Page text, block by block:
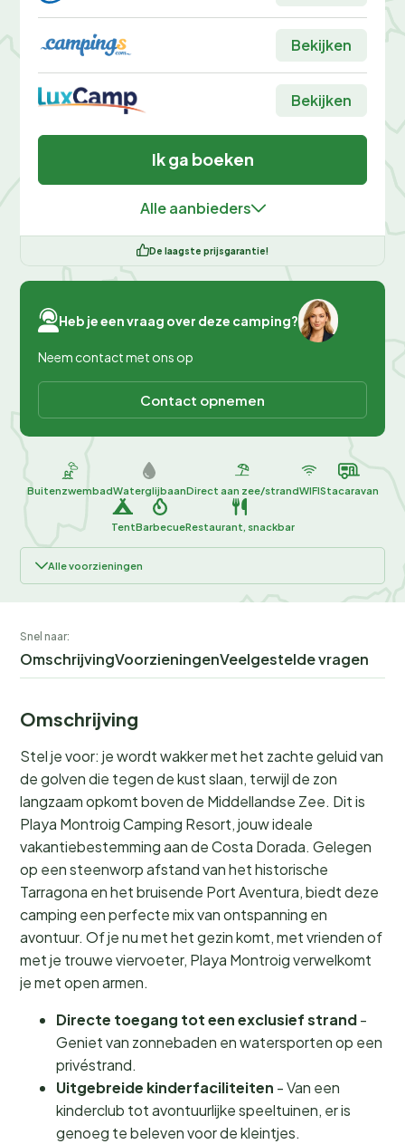
Bekijken
Bekijken
Ik ga boeken
Alle aanbieders
De laagste prijsgarantie!
Heb je een vraag over deze camping?
Neem contact met ons op
Contact opnemen
BuitenzwembadWaterglijbaanDirect aan zee/strandWIFIStacaravan
TentBarbecueRestaurant, snackbar
Alle voorzieningen
Snel naar:
OmschrijvingVoorzieningenVeelgestelde vragen
Omschrijving
Stel je voor: je wordt wakker met het zachte geluid van
de golven die tegen de kust slaan, terwijl de zon
langzaam opkomt boven de Middellandse Zee. Dit is
Playa Montroig Camping Resort, jouw ideale
vakantiebestemming aan de Costa Dorada. Gelegen
op een steenworp afstand van het historische
Tarragona en het bruisende Port Aventura, biedt deze
camping een perfecte mix van ontspanning en
avontuur. Of je nu met het gezin komt, met vrienden of
met je trouwe viervoeter, Playa Montroig verwelkomt
je met open armen.
Directe toegang tot een exclusief strand-
Geniet van zonnebaden en watersporten op een
privéstrand.
Uitgebreide kinderfaciliteiten - Van een
kinderclub tot avontuurlijke speeltuinen, er is
genoeg te beleven voor de kleintjes.